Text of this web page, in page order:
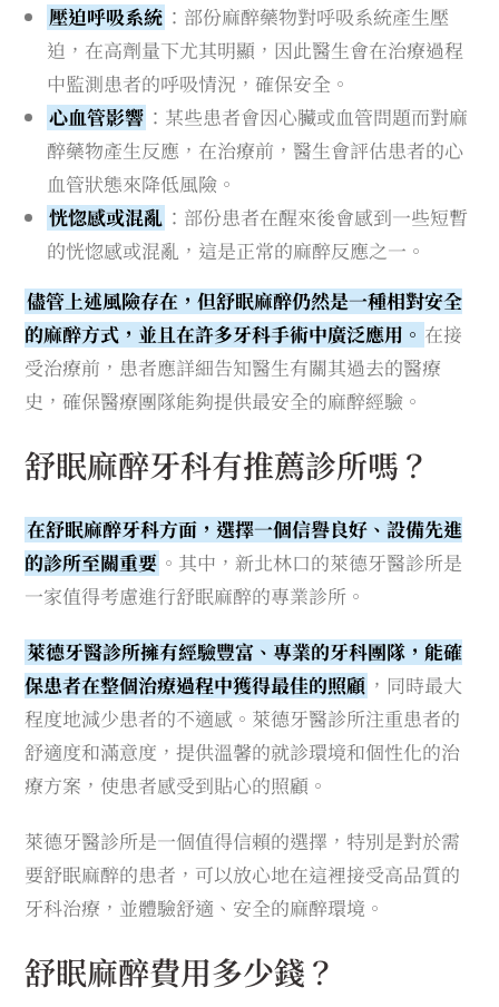
壓迫呼吸系統 ：部份麻醉藥物對呼吸系統產生壓
迫，在高劑量下尤其明顯，因此醫生會在治療過程
中監測患者的呼吸情況，確保安全。
心血管影響 ：某些患者會因心臟或血管問題而對麻
醉藥物產生反應，在治療前，醫生會評估患者的心
血管狀態來降低風險。
恍惚感或混亂 ：部份患者在醒來後會感到一些短暫
的恍惚感或混亂，這是正常的麻醉反應之一。
儘管上述風險存在，但舒眠麻醉仍然是一種相對安全
的麻醉方式，並且在許多牙科手術中廣泛應用。 在接
受治療前，患者應詳細告知醫生有關其過去的醫療
史，確保醫療團隊能夠提供最安全的麻醉經驗。
舒眠麻醉牙科有推薦診所嗎？
在舒眠麻醉牙科方面，選擇一個信譽良好、設備先進
的診所至關重要 。其中，新北林口的萊德牙醫診所是
一家值得考慮進行舒眠麻醉的專業診所。
萊德牙醫診所擁有經驗豐富、專業的牙科團隊，能確
保患者在整個治療過程中獲得最佳的照顧 ，同時最大
程度地減少患者的不適感。萊德牙醫診所注重患者的
舒適度和滿意度，提供溫馨的就診環境和個性化的治
療方案，使患者感受到貼心的照顧。
萊德牙醫診所是一個值得信賴的選擇，特別是對於需
要舒眠麻醉的患者，可以放心地在這裡接受高品質的
牙科治療，並體驗舒適、安全的麻醉環境。
舒眠麻醉費用多少錢？